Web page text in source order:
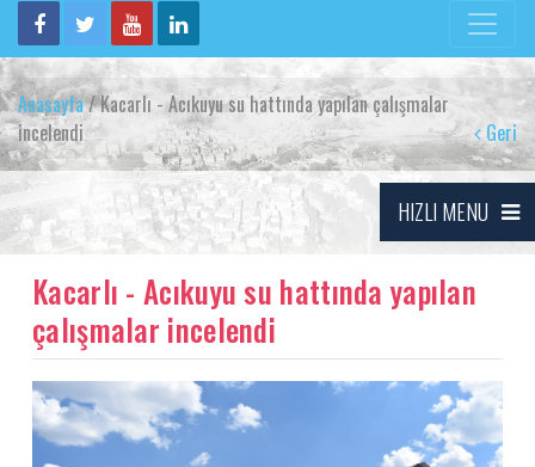
Anasayfa/ Kacarlı - Acıkuyu su hattında yapılan çalışmalar
incelendi
Geri
HIZLI MENU
Kacarlı - Acıkuyu su hattında yapılan
çalışmalar incelendi